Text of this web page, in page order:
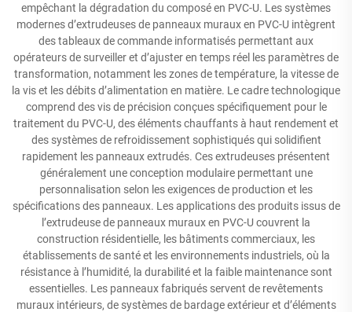
empêchant la dégradation du composé en PVC-U. Les systèmes
modernes d’extrudeuses de panneaux muraux en PVC-U intègrent
des tableaux de commande informatisés permettant aux
opérateurs de surveiller et d’ajuster en temps réel les paramètres de
transformation, notamment les zones de température, la vitesse de
la vis et les débits d’alimentation en matière. Le cadre technologique
comprend des vis de précision conçues spécifiquement pour le
traitement du PVC-U, des éléments chauffants à haut rendement et
des systèmes de refroidissement sophistiqués qui solidifient
rapidement les panneaux extrudés. Ces extrudeuses présentent
généralement une conception modulaire permettant une
personnalisation selon les exigences de production et les
spécifications des panneaux. Les applications des produits issus de
l’extrudeuse de panneaux muraux en PVC-U couvrent la
construction résidentielle, les bâtiments commerciaux, les
établissements de santé et les environnements industriels, où la
résistance à l’humidité, la durabilité et la faible maintenance sont
essentielles. Les panneaux fabriqués servent de revêtements
muraux intérieurs, de systèmes de bardage extérieur et d’éléments